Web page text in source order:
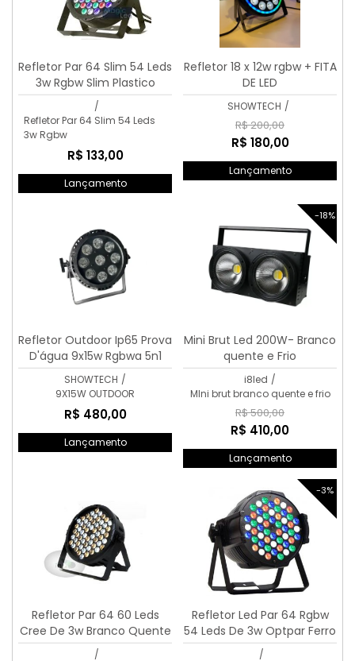
Refletor Par 64 Slim 54 Leds
3w Rgbw Slim Plastico
/
Refletor Par 64 Slim 54 Leds
3w Rgbw
R$ 133,00
Lançamento
Refletor 18 x 12w rgbw + FITA
DE LED
SHOWTECH /
R$ 200,00
R$ 180,00
Lançamento
Refletor Outdoor Ip65 Prova
D'água 9x15w Rgbwa 5n1
Pentaled
SHOWTECH /
9X15W OUTDOOR
R$ 480,00
Lançamento
-18%
Mini Brut Led 200W- Branco
quente e Frio
i8led /
MIni brut branco quente e frio
R$ 500,00
R$ 410,00
Lançamento
Refletor Par 64 60 Leds
Cree De 3w Branco Quente
Branco Frio
/
-3%
Refletor Led Par 64 Rgbw
54 Leds De 3w Optpar Ferro
/